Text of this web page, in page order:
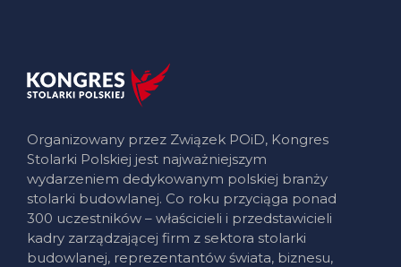
Organizowany przez Związek POiD, Kongres
Stolarki Polskiej jest najważniejszym
wydarzeniem dedykowanym polskiej branży
stolarki budowlanej. Co roku przyciąga ponad
300 uczestników – właścicieli i przedstawicieli
kadry zarządzającej firm z sektora stolarki
budowlanej, reprezentantów świata, biznesu,